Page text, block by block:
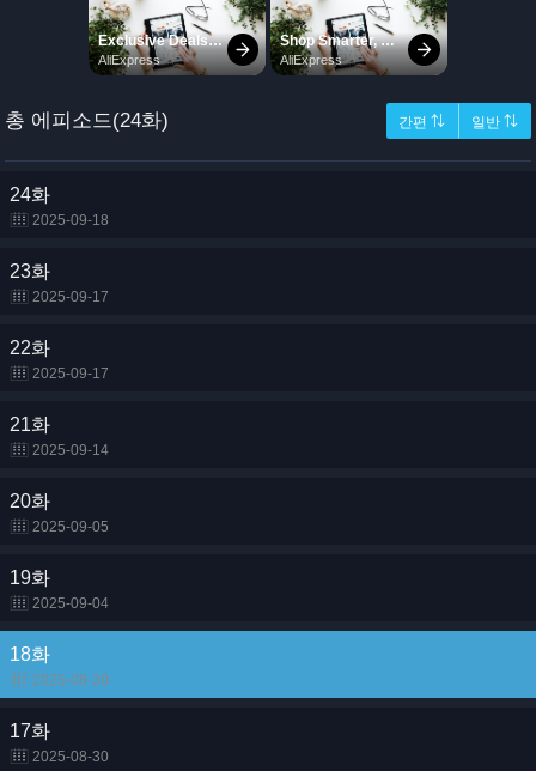
총 에피소드(24화) 간편 ⇅ 일반 ⇅
24화
2025-09-18
23화
2025-09-17
22화
2025-09-17
21화
2025-09-14
20화
2025-09-05
19화
2025-09-04
18화
2025-08-30
17화
2025-08-30